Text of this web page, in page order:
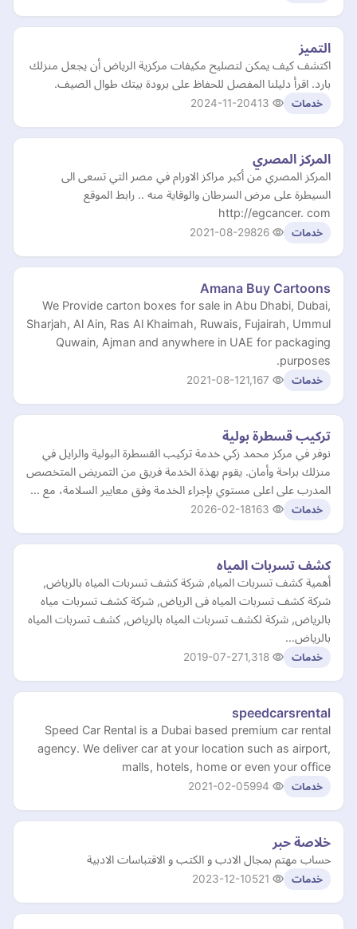
التميز
اكتشف كيف يمكن لتصليح مكيفات مركزية الرياض أن يجعل منزلك
بارد. اقرأ دليلنا المفصل للحفاظ على برودة بيتك طوال الصيف.
خدمات 2024-11-20
المركز المصري
المركز المصري من أكبر مراكز الاورام في مصر التي تسعى الى
السيطرة على مرض السرطان والوقاية منه .. رابط الموقع
http://egcancer. com
خدمات 2021-08-29
Amana Buy Cartoons
We Provide carton boxes for sale in Abu Dhabi, Dubai,
Sharjah, Al Ain, Ras Al Khaimah, Ruwais, Fujairah, Ummul
Quwain, Ajman and anywhere in UAE for packaging
purposes.
خدمات 2021-08-12
تركيب قسطرة بولية
نوفر في مركز محمد زكي خدمة تركيب القسطرة البولية والرايل في
منزلك براحة وأمان. يقوم بهذة الخدمة فريق من التمريض المتخصص
المدرب على اعلى مستوي بإجراء الخدمة وفق معايير السلامة، مع …
خدمات 2026-02-18
كشف تسربات المياه
أهمية كشف تسربات المياه, شركة كشف تسربات المياه بالرياض,
شركة كشف تسربات المياه فى الرياض, شركة كشف تسربات مياه
بالرياض, شركة لكشف تسربات المياه بالرياض, كشف تسربات المياه
بالرياض…
خدمات 2019-07-27
speedcarsrental
Speed Car Rental is a Dubai based premium car rental
agency. We deliver car at your location such as airport,
malls, hotels, home or even your office
خدمات 2021-02-05
خلاصة حبر
حساب مهتم بمجال الادب و الكتب و الاقتباسات الادبية
خدمات 2023-12-10